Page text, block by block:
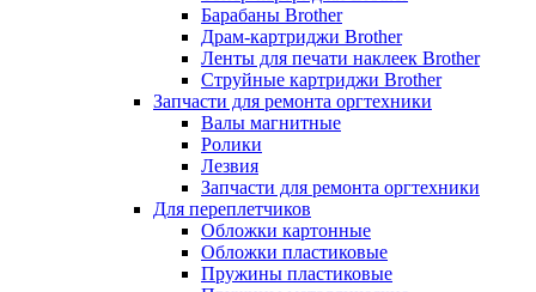
Барабаны Brother
Драм-картриджи Brother
Ленты для печати наклеек Brother
Струйные картриджи Brother
Запчасти для ремонта оргтехники
Валы магнитные
Ролики
Лезвия
Запчасти для ремонта оргтехники
Для переплетчиков
Обложки картонные
Обложки пластиковые
Пружины пластиковые